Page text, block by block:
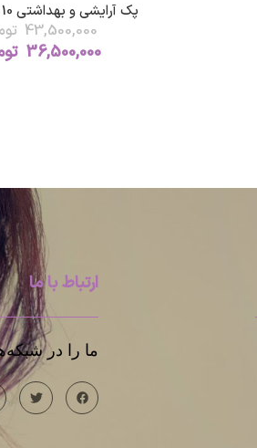
پک آرایشی و بهداشتی 10 تکه لانکوم
43,500,000
36,500,000
ارتباط با ما
ما را در